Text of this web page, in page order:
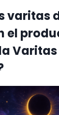
varitas
el
de 80